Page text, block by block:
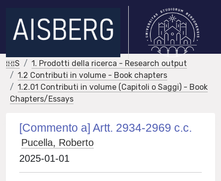
IRIS
1. Prodotti della ricerca - Research output
1.2 Contributi in volume - Book chapters
1.2.01 Contributi in volume (Capitoli o Saggi) - Book
Chapters/Essays
[Commento a] Artt. 2934-2969 c.c.
Pucella, Roberto
2025-01-01